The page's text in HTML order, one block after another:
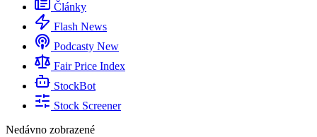
Články
Flash News
Podcasty New
Fair Price Index
StockBot
Stock Screener
Nedávno zobrazené